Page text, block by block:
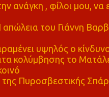
ανάγκη , φίλοι μου,
του Γιάννη
υψηλός ο
κολύμβησης το
της Πυροσβεστικής